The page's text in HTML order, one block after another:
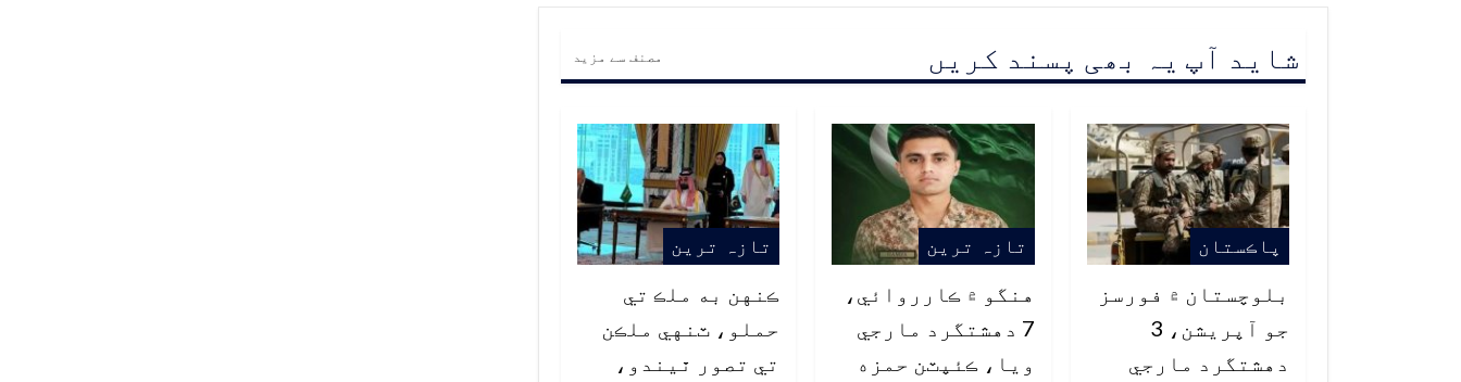
شاید آپ یہ بھی پسند کریں مصنف سے مزید
پاڪستان
بلوچستان ۾ فورسز
جو آپريشن، 3
دهشتگرد مارجي
تازہ ترین
هنگو ۾ ڪارروائي،
7 دهشتگرد مارجي
ويا، ڪئپٽن حمزه
تازہ ترین
ڪنهن به ملڪ تي
حملو، ٽنهي ملڪن
تي تصور ٿيندو،